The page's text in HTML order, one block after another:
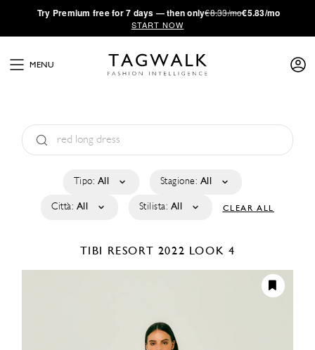
·Try Premium free for 7 days — then only€8.33/mo€5.83/mo
START NOW
MENU
Tipo: All Stagione: All
Città: All Stilista: All CLEAR ALL
TIBI RESORT 2022 LOOK 4